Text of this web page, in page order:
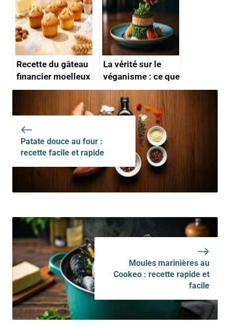
Recette du gâteau
financier moelleux
et délicieux
La vérité sur le
véganisme : ce que
les chefs font pour
rendre leurs plats
délicieux
Patate douce au four :
recette facile et rapide
Moules marinières au
Cookeo : recette rapide et
facile